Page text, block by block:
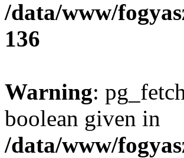
/data/www/
136
Warning:
boolean given in
/data/www/